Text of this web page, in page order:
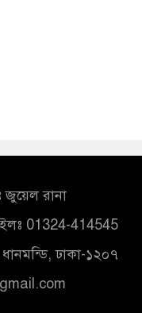
রানা
01324-414545
ঢাকা-১২০৭